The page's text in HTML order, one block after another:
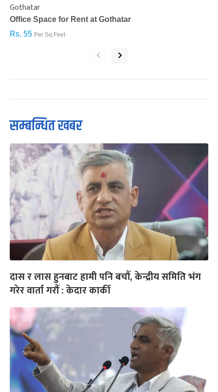
Gothatar
Office Space for Rent at Gothatar
Rs. 55 Per Sq.Feet
‹ ›
सम्बन्धित खबर
दास र लास हुनबाट हामी पनि बचौँ, केन्द्रीय समिति भंग
गरेर वार्ता गरौँ : केदार कार्की